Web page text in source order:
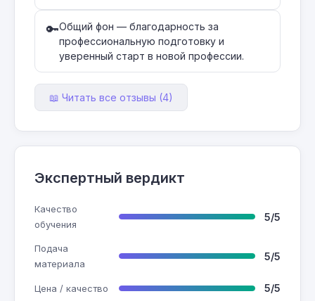
🔑Общий фон — благодарность за
профессиональную подготовку и
уверенный старт в новой профессии.
📖 Читать все отзывы (4)
Экспертный вердикт
Качество
обучения
5/5
Подача
материала
5/5
Цена / качество 5/5